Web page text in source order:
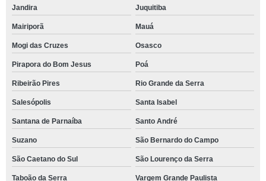
Jandira Juquitiba
Mairiporã Mauá
Mogi das Cruzes Osasco
Pirapora do Bom Jesus Poá
Ribeirão Pires Rio Grande da Serra
Salesópolis Santa Isabel
Santana de Parnaíba Santo André
Suzano São Bernardo do Campo
São Caetano do Sul São Lourenço da Serra
Taboão da Serra
Vargem Grande Paulista